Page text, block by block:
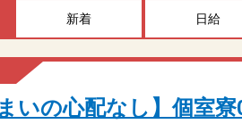
新着 日給
まいの心配なし】個室